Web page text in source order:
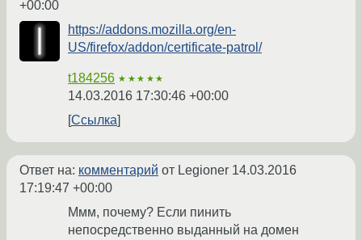
+00:00
https://addons.mozilla.org/en-
US/firefox/addon/certificate-patrol/
t184256 ★★★★★
14.03.2016 17:30:46 +00:00
Ссылка
Ответ на: комментарий от Legioner 14.03.2016
17:19:47 +00:00
Ммм, почему? Если пинить
непосредственно выданный на домен